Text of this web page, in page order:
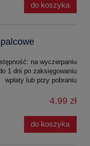
do koszyka
na wyczerpaniu
1 dni po zaksięgowaniu
wpłaty lub przy pobraniu
4,99 zł
do koszyka